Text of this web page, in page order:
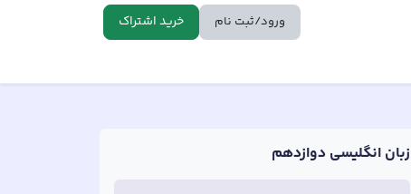
ورود/ثبت نام خرید اشتراک
زبان انگلیسی دوازدهم